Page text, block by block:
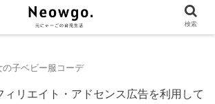
の子ベビー服コーデ
ィリエイト・アドセンス広告を利用して
検索